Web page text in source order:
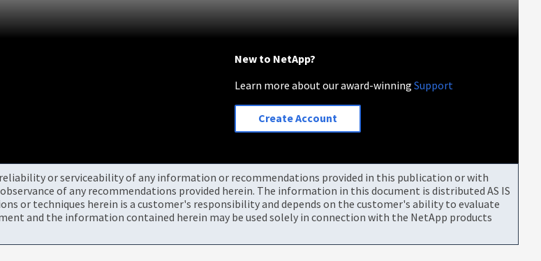
New to NetApp?
Learn more about our award-winningSupport
Create Account
or serviceability of any information or recommendations provided in this publication or with
of any recommendations provided herein. The information in this document is distributed AS IS
or techniques herein is a customer's responsibility and depends on the customer's ability to evaluate
and the information contained herein may be used solely in connection with the NetApp products